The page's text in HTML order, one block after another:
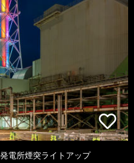
電所煙突ライトアップ